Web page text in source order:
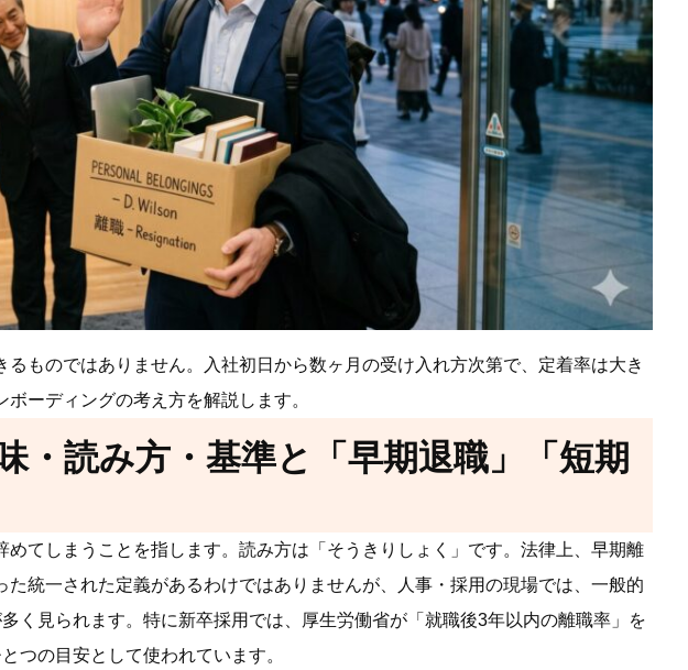
ものではありません。入社初日から数ヶ月の受け入れ方次第で、定着率は大き
ーディングの考え方を解説します。
・読み方・基準と「早期退職」「短期
てしまうことを指します。読み方は「そうきりしょく」です。法律上、早期離
統一された定義があるわけではありませんが、人事・採用の現場では、一般的
く見られます。特に新卒採用では、厚生労働省が「就職後3年以内の離職率」を
つの目安として使われています。